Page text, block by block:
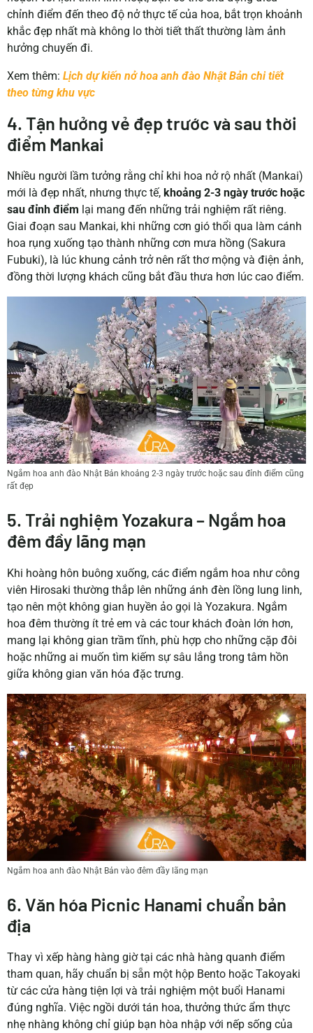
chỉnh điểm đến theo độ nở thực tế của hoa, bắt trọn khoảnh
khắc đẹp nhất mà không lo thời tiết thất thường làm ảnh
hưởng chuyến đi.
Xem thêm:Lịch dự kiến nở hoa anh đào Nhật Bản chi tiết
theo từng khu vực
4. Tận hưởng vẻ đẹp trước và sau thời
điểm Mankai
Nhiều người lầm tưởng rằng chỉ khi hoa nở rộ nhất (Mankai)
mới là đẹp nhất, nhưng thực tế, khoảng 2-3 ngày trước hoặc
sau đỉnh điểm lại mang đến những trải nghiệm rất riêng.
Giai đoạn sau Mankai, khi những cơn gió thổi qua làm cánh
hoa rụng xuống tạo thành những cơn mưa hồng (Sakura
Fubuki), là lúc khung cảnh trở nên rất thơ mộng và điện ảnh,
đồng thời lượng khách cũng bắt đầu thưa hơn lúc cao điểm.
Ngắm hoa anh đào Nhật Bản khoảng 2-3 ngày trước hoặc sau đỉnh điểm cũng
rất đẹp
5. Trải nghiệm Yozakura – Ngắm hoa
đêm đầy lãng mạn
Khi hoàng hôn buông xuống, các điểm ngắm hoa như công
viên Hirosaki thường thắp lên những ánh đèn lồng lung linh,
tạo nên một không gian huyền ảo gọi là Yozakura. Ngắm
hoa đêm thường ít trẻ em và các tour khách đoàn lớn hơn,
mang lại không gian trầm tĩnh, phù hợp cho những cặp đôi
hoặc những ai muốn tìm kiếm sự sâu lắng trong tâm hồn
giữa không gian văn hóa đặc trưng.
Ngắm hoa anh đào Nhật Bản vào đêm đầy lãng mạn
6. Văn hóa Picnic Hanami chuẩn bản
địa
Thay vì xếp hàng hàng giờ tại các nhà hàng quanh điểm
tham quan, hãy chuẩn bị sẵn một hộp Bento hoặc Takoyaki
từ các cửa hàng tiện lợi và trải nghiệm một buổi Hanami
đúng nghĩa. Việc ngồi dưới tán hoa, thưởng thức ẩm thực
nhẹ nhàng không chỉ giúp bạn hòa nhập với nếp sống của